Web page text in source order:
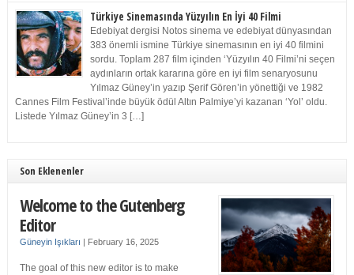
Türkiye Sinemasında Yüzyılın En İyi 40 Filmi
Edebiyat dergisi Notos sinema ve edebiyat dünyasından
383 önemli ismine Türkiye sinemasının en iyi 40 filmini
sordu. Toplam 287 film içinden ‘Yüzyılın 40 Filmi’ni seçen
aydınların ortak kararına göre en iyi film senaryosunu
Yılmaz Güney’in yazıp Şerif Gören’in yönettiği ve 1982
Cannes Film Festival’inde büyük ödül Altın Palmiye’yi kazanan ‘Yol’ oldu.
Listede Yılmaz Güney’in 3 […]
Son Eklenenler
Welcome to the Gutenberg
Editor
Güneyin Işıkları | February 16, 2025
The goal of this new editor is to make